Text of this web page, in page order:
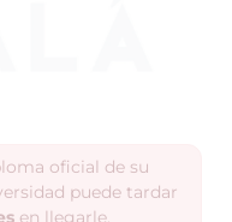
oficial de su
puede tardar
en llegarle.